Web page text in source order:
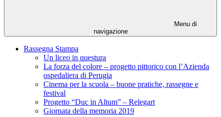
Menu di
navigazione
Rassegna Stampa
Un liceo in questura
La forza del colore – progetto pittorico con l’Azienda
ospedaliera di Perugia
Cinema per la scuola – buone pratiche, rassegne e
festival
Progetto “Duc in Altum” – Relegart
Giornata della memoria 2019